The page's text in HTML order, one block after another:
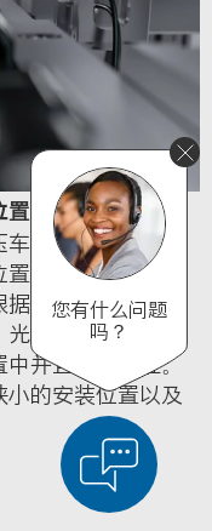
置和存在性
载电气系统的连
的正确性。由于
型号而定，颜色
纤传感器借助两
并且正确对准。
的安装位置以及
您有什么问题
吗？